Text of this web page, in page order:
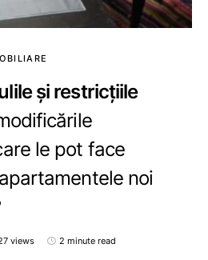
și restricțiile
le pot face
noi
views 2 minute read